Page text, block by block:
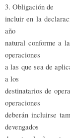
3. Obligación de
incluir en la
año
natural conforme a
operaciones
a las que sea de
a los
destinatarios de
operaciones
deberán incluirse
devengados